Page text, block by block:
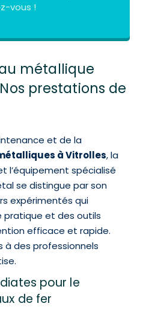
vous !
métallique
prestations de
et de la
à Vitrolles, la
l’équipement spécialisé
se distingue par son
expérimentés qui
pratique et des outils
efficace et rapide.
à des professionnels
pour le
de fer